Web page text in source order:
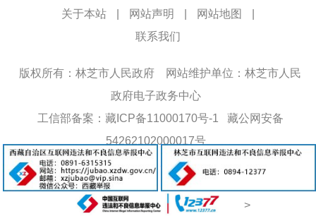
关于本站 网站声明 网站地图
联系我们
版权所有：林芝市人民政府
网站维护单位：林芝市人民
政府电子政务中心
工信部备案：藏ICP备11000170号-1
藏公网安备
54262102000017号
网站标识码：5426000013
>